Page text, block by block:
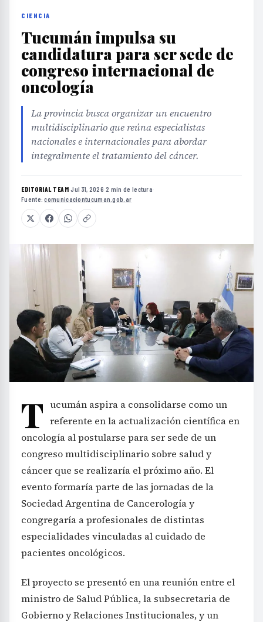
CIENCIA
Tucumán impulsa su
candidatura para ser sede de
congreso internacional de
oncología
La provincia busca organizar un encuentro
multidisciplinario que reúna especialistas
nacionales e internacionales para abordar
integralmente el tratamiento del cáncer.
EDITORIAL TEAM·Jul 31, 2026·2 min de lectura·
Fuente:comunicaciontucuman.gob.ar
T ucumán aspira a consolidarse como un
referente en la actualización científica en
oncología al postularse para ser sede de un
congreso multidisciplinario sobre salud y
cáncer que se realizaría el próximo año. El
evento formaría parte de las jornadas de la
Sociedad Argentina de Cancerología y
congregaría a profesionales de distintas
especialidades vinculadas al cuidado de
pacientes oncológicos.
El proyecto se presentó en una reunión entre el
ministro de Salud Pública, la subsecretaria de
Gobierno y Relaciones Institucionales, y un